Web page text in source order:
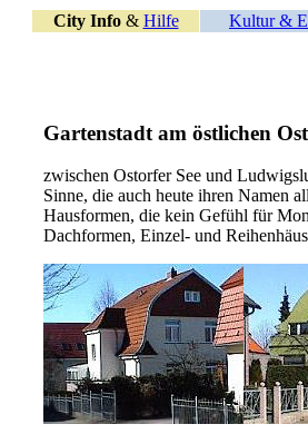
City Info& Hilfe Kultur &
Gartenstadt am östlichen
zwischen Ostorfer See und
Sinne, die auch heute ihren Namen
Hausformen, die kein Gefühl für
Dachformen, Einzel- und